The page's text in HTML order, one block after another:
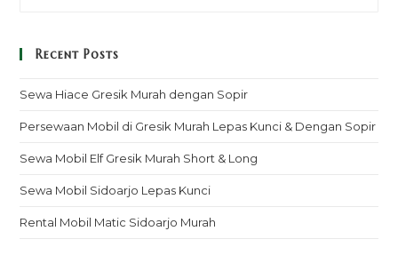
Recent Posts
Sewa Hiace Gresik Murah dengan Sopir
Persewaan Mobil di Gresik Murah Lepas Kunci & Dengan Sopir
Sewa Mobil Elf Gresik Murah Short & Long
Sewa Mobil Sidoarjo Lepas Kunci
Rental Mobil Matic Sidoarjo Murah